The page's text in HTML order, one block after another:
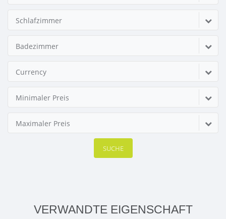
Schlafzimmer
Badezimmer
Currency
Minimaler Preis
Maximaler Preis
SUCHE
VERWANDTE EIGENSCHAFT